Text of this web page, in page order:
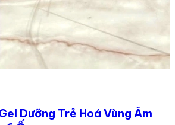
Dưỡng Trẻ Hoá Vùng Âm